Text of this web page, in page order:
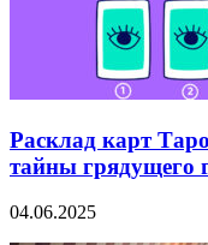
Расклад карт
тайны грядущего
04.06.2025